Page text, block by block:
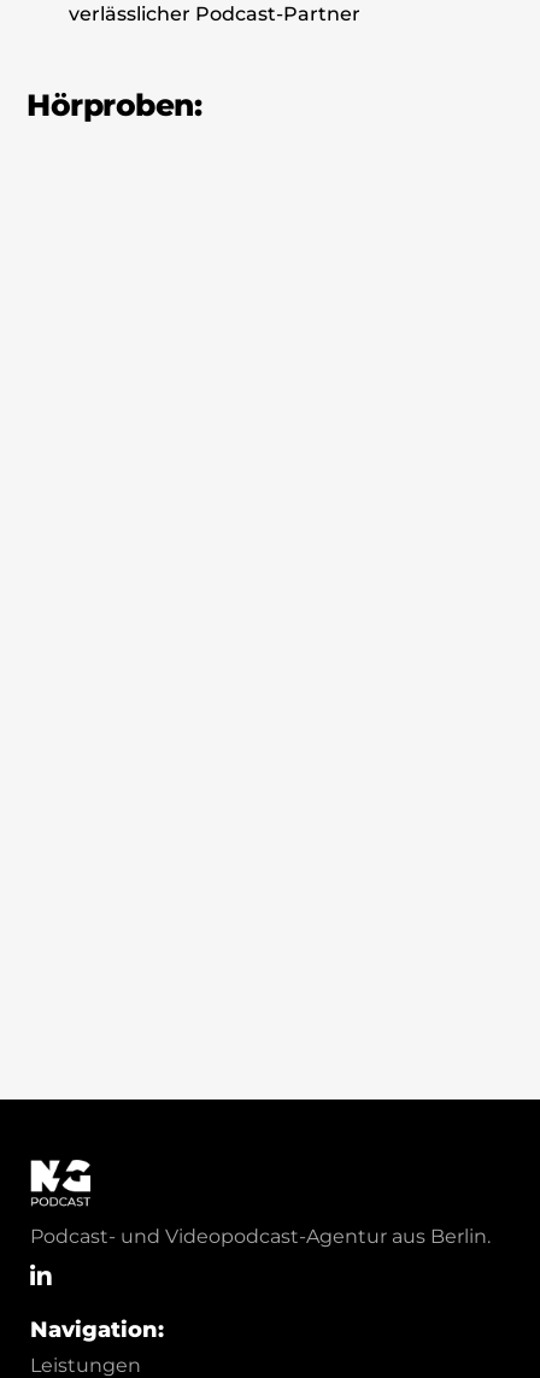
verlässlicher Podcast-Partner
Hörproben:
Podcast- und Videopodcast-Agentur aus Berlin.
Navigation:
Leistungen